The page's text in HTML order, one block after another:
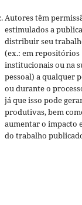
Autores têm
estimulados a
distribuir seu
(ex.: em repositórios
institucionais ou na
pessoal) a qualquer
ou durante o
já que isso pode
produtivas, bem
aumentar o impacto
do trabalho